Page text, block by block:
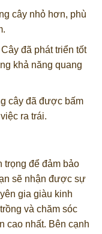
cây nhỏ hơn, phù
Cây đã phát triển tốt
khả năng quang
cây đã được bấm
ra trái.
để đảm bảo
sẽ nhận được sự
gia giàu kinh
và chăm sóc
cao nhất. Bên cạnh